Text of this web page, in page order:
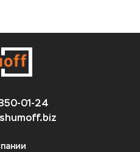
01-24